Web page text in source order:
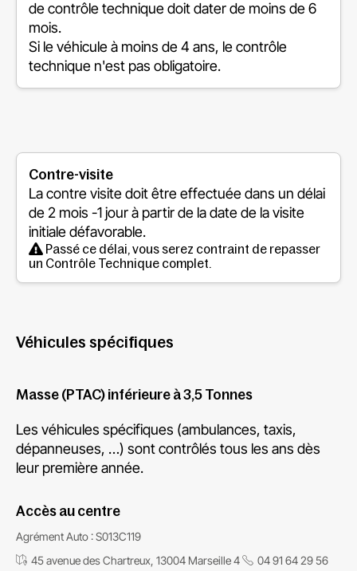
de contrôle technique doit dater de moins de 6
mois.
Si le véhicule à moins de 4 ans, le contrôle
technique n'est pas obligatoire.
Contre-visite
La contre visite doit être effectuée dans un délai
de 2 mois -1 jourà partir de la date de la visite
initiale défavorable.
Passé ce délai, vous serez contraint de repasser
un Contrôle Technique complet.
Véhicules spécifiques
Masse (PTAC) inférieure à 3,5 Tonnes
Les véhicules spécifiques (ambulances, taxis,
dépanneuses, …) sont contrôlés tous les ans dès
leur première année.
Accès au centre
Agrément Auto : S013C119
45 avenue des Chartreux, 13004 Marseille 4
04 91 64 29 56